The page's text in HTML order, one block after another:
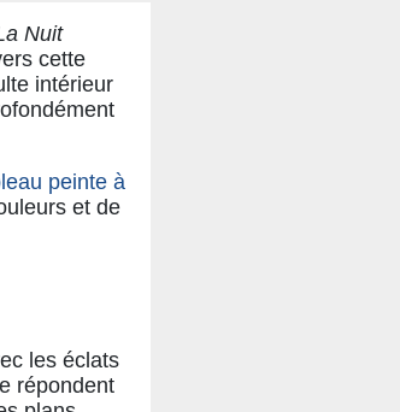
Nuit
cette
intérieur
peinte à
et de
les éclats
répondent